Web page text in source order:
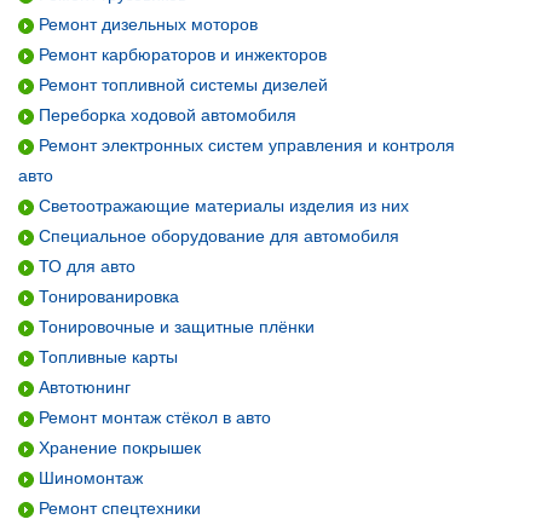
Ремонт дизельных моторов
Ремонт карбюраторов и инжекторов
Ремонт топливной системы дизелей
Переборка ходовой автомобиля
Ремонт электронных систем управления и контроля
авто
Светоотражающие материалы изделия из них
Специальное оборудование для автомобиля
ТО для авто
Тонированировка
Тонировочные и защитные плёнки
Топливные карты
Автотюнинг
Ремонт монтаж стёкол в авто
Хранение покрышек
Шиномонтаж
Ремонт спецтехники